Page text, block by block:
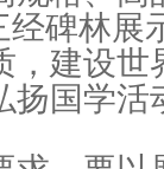
经碑林展
，建设世
扬国学活